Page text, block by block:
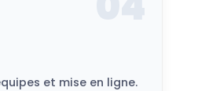
et mise en ligne.